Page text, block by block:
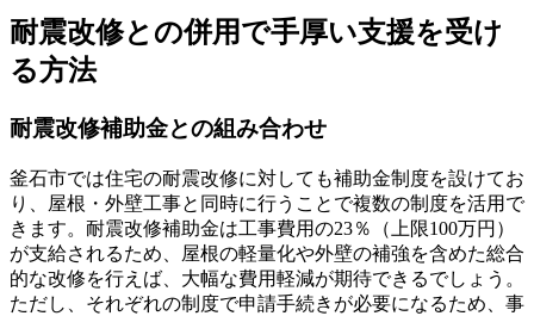
耐震改修との併用で手厚い支援を受け
る方法
耐震改修補助金との組み合わせ
釜石市では住宅の耐震改修に対しても補助金制度を設けてお
り、屋根・外壁工事と同時に行うことで複数の制度を活用で
きます。耐震改修補助金は工事費用の23％（上限100万円）
が支給されるため、屋根の軽量化や外壁の補強を含めた総合
的な改修を行えば、大幅な費用軽減が期待できるでしょう。
ただし、それぞれの制度で申請手続きが必要になるため、事